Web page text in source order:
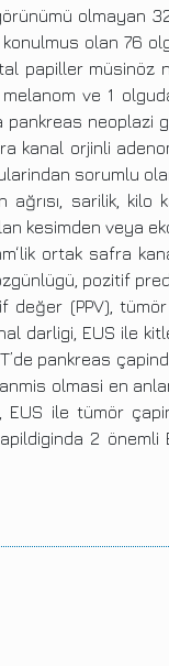
olmayan
konulmus olan 76
papiller müsinöz
ve 1
pankreas neoplazi
kanal orjinli
sorumlu
ağrısı, sarilik,
kesimden veya
ortak safra
pozitif
değer (PPV),
darligi, EUS ile
pankreas
olmasi en
ile tümör
2